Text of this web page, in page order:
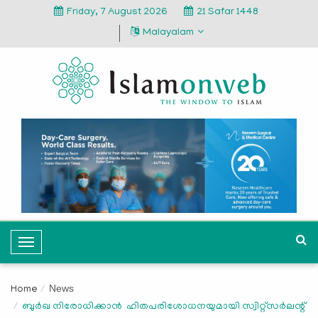
Friday, 7 August 2026
21 Safar 1448
Malayalam
T
o
g
l
Home News
ബുര്‍ഖ നിരോധിക്കാന്‍ ഹിതപരിശോധനയുമായി സ്വിറ്റ്‌സര്‍ലന്റ്